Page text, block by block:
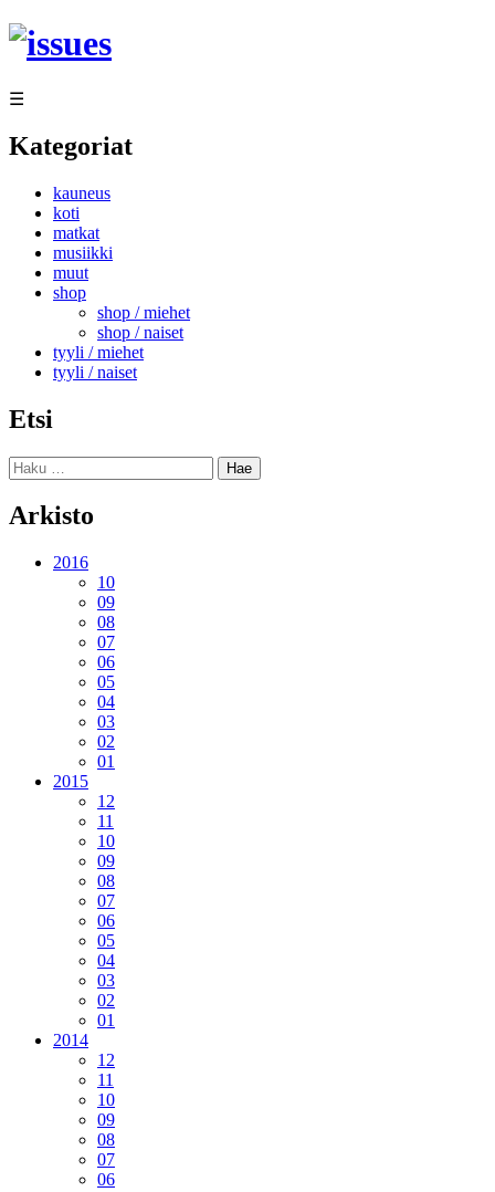
Siirry
sisältöön
☰
Kategoriat
kauneus
koti
matkat
musiikki
muut
shop
shop / miehet
shop / naiset
tyyli / miehet
tyyli / naiset
Etsi
Haku:
Arkisto
2016
10
09
08
07
06
05
04
03
02
01
2015
12
11
10
09
08
07
06
05
04
03
02
01
2014
12
11
10
09
08
07
06